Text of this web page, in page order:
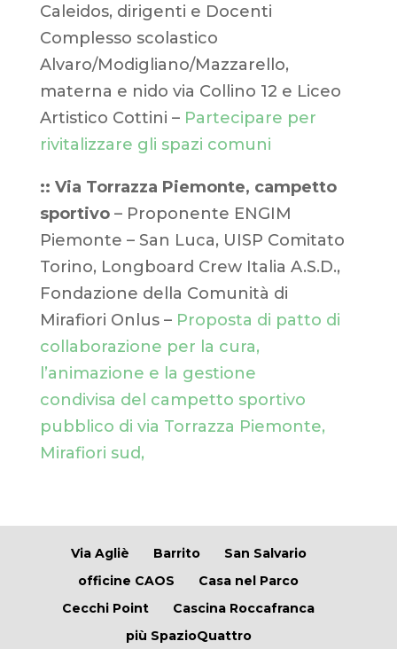
Caleidos, dirigenti e Docenti
Complesso scolastico
Alvaro/Modigliano/Mazzarello,
materna e nido via Collino 12 e Liceo
Artistico Cottini – Partecipare per
rivitalizzare gli spazi comuni
:: Via Torrazza Piemonte, campetto
sportivo– Proponente ENGIM
Piemonte – San Luca, UISP Comitato
Torino, Longboard Crew Italia A.S.D.,
Fondazione della Comunità di
Mirafiori Onlus – Proposta di patto di
collaborazione per la cura,
l’animazione e la gestione
condivisa del campetto sportivo
pubblico di via Torrazza Piemonte,
Mirafiori sud,
Via Agliè Barrito
San Salvario
officine CAOS
Casa nel Parco
Cecchi Point
Cascina Roccafranca
più SpazioQuattro